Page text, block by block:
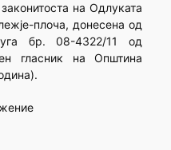
на Одлуката
плоча, донесена од
бр. 08-4322/11 од
гласник на Општина